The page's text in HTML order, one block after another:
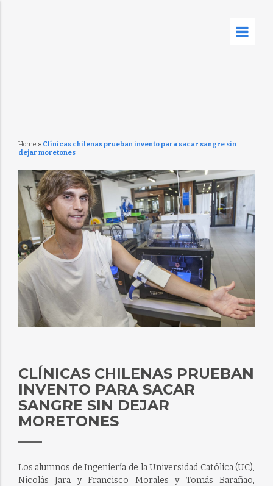
Home » Clínicas chilenas prueban invento para sacar sangre sin
dejar moretones
CLÍNICAS CHILENAS PRUEBAN
INVENTO PARA SACAR
SANGRE SIN DEJAR
MORETONES
Los alumnos de Ingeniería de la Universidad Católica (UC),
Nicolás Jara y Francisco Morales y Tomás Barañao,